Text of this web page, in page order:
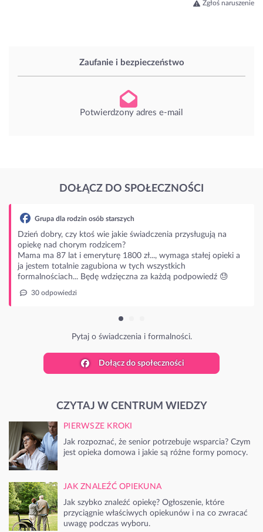
Zaufanie i bezpieczeństwo
Potwierdzony adres e-mail
Zgłoś naruszenie
DOŁĄCZ DO SPOŁECZNOŚCI
przysługują na
stałej opieki a
podpowiedź 😓
Dołącz do społeczności
CZYTAJ W CENTRUM WIEDZY
PIERWSZE KROKI
Jak rozpoznać, że senior potrzebuje wsparcia? Czym
jest opieka domowa i jakie są różne formy pomocy.
JAK ZNALEŹĆ OPIEKUNA
Jak szybko znaleźć opiekę? Ogłoszenie, które
przyciągnie właściwych opiekunów i na co zwracać
uwagę podczas wyboru.